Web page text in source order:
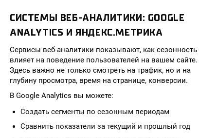
СИСТЕМЫ ВЕБ-АНАЛИТИКИ: GOOGLE
ANALYTICS И ЯНДЕКС.МЕТРИКА
Сервисы веб-аналитики показывают, как сезонность
влияет на поведение пользователей на вашем сайте.
Здесь важно не только смотреть на трафик, но и на
глубину просмотра, время на странице, конверсии.
В Google Analytics вы можете:
Создать сегменты по сезонным периодам
Сравнить показатели за текущий и прошлый год